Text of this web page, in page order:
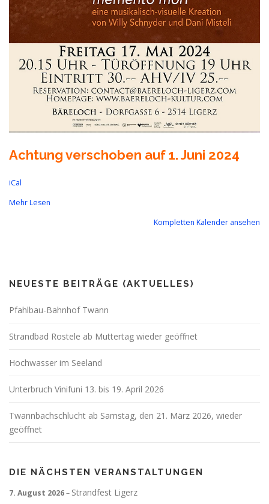
Achtung verschoben auf 1. Juni 2024
iCal
Mehr Lesen
Kompletten Kalender ansehen
NEUESTE BEITRÄGE (AKTUELLES)
Pfahlbau-Bahnhof Twann
Strandbad Rostele ab Muttertag wieder geöffnet
Hochwasser im Seeland
Unterbruch Vinifuni 13. bis 19. April 2026
Twannbachschlucht ab Samstag, den 21. März 2026, wieder
geöffnet
DIE NÄCHSTEN VERANSTALTUNGEN
7. August 2026– Strandfest Ligerz